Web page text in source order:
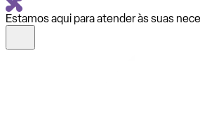
Estamos aqui para atender às suas